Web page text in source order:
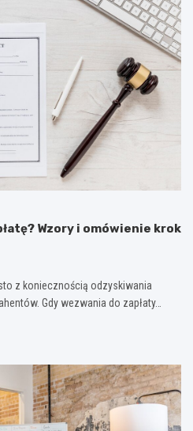
Wzory i omówienie krok
z koniecznością odzyskiwania
Gdy wezwania do zapłaty…